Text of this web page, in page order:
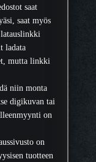
saat
saat myös
ladata
mutta linkki
niin monta
digikuvan tai
on
on
tuotteen